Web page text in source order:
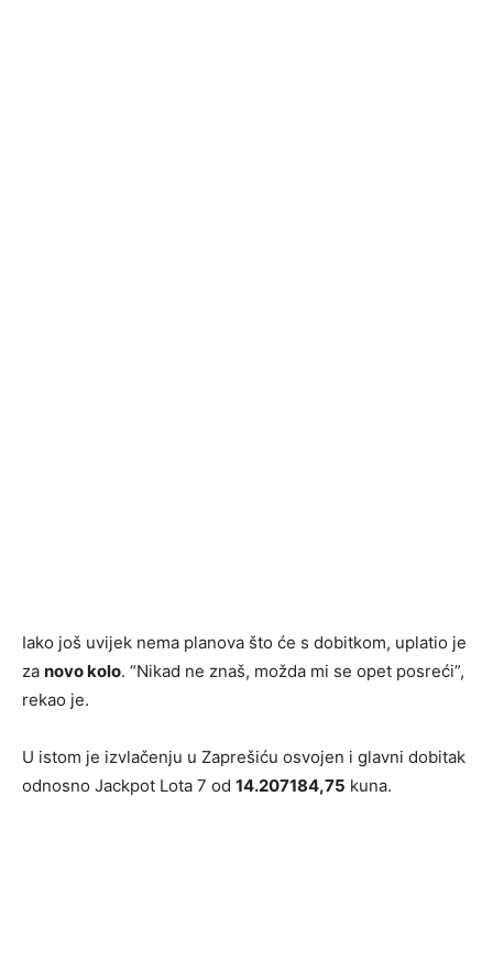
Iako još uvijek nema planova što će s dobitkom, uplatio je
za novo kolo. “Nikad ne znaš, možda mi se opet posreći”,
rekao je.
U istom je izvlačenju u Zaprešiću osvojen i glavni dobitak
odnosno Jackpot Lota 7 od 14.207184,75 kuna.